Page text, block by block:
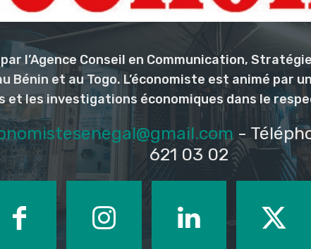
l’Agence Conseil en Communication,
Bénin et au Togo. L’économiste est animé par
et les investigations économiques dans le
-
621 03 02